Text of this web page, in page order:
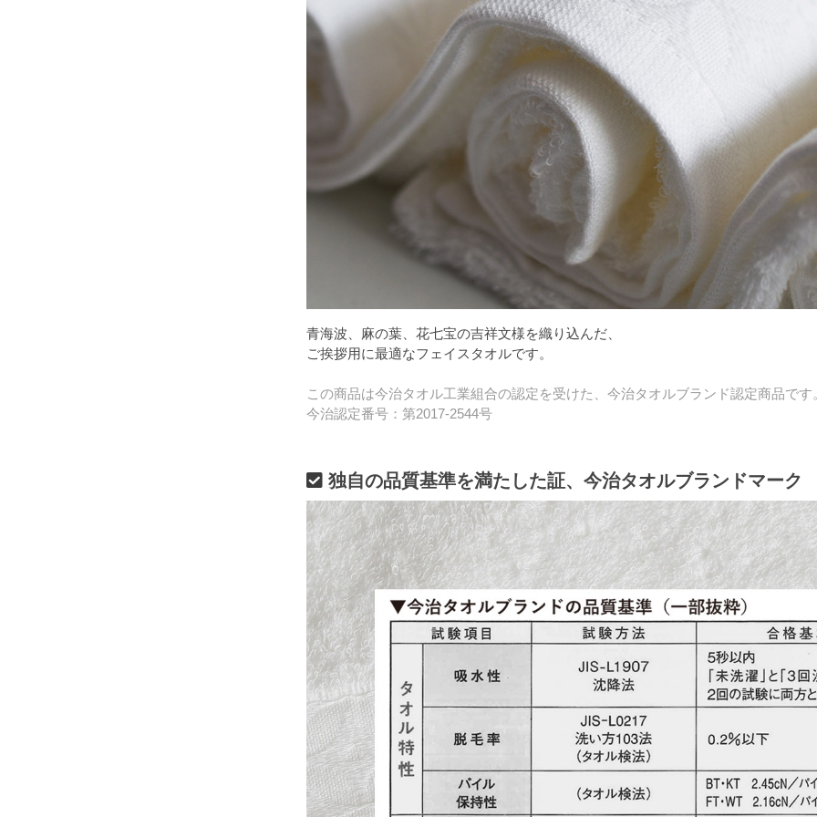
青海波、麻の葉、花七宝の吉祥文様を織り込んだ、
ご挨拶用に最適なフェイスタオルです。
この商品は今治タオル工業組合の認定を受けた、今治タオルブランド認定商品です
今治認定番号：第2017-2544号
独自の品質基準を満たした証、今治タオルブランドマーク